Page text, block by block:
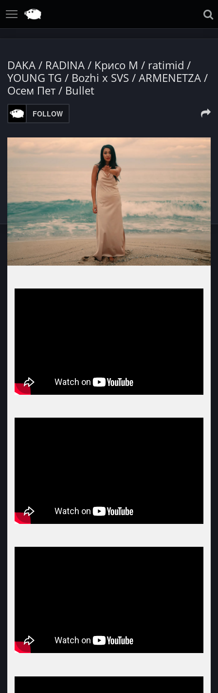
DAKA / RADINA / Kрисо M / ratimid /
YOUNG TG / Bozhi x SVS / ARMENETZA /
Осем Пет / Bullet
FOLLOW